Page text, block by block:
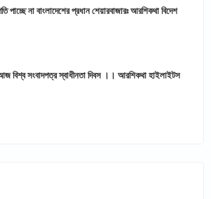
পাচ্ছে না বাংলাদেশের প্রধান শেয়ারবাজারঃ আরশিকথা বিদেশ
বিশ্ব সংবাদপত্র স্বাধীনতা দিবস ।। আরশিকথা হাইলাইটস